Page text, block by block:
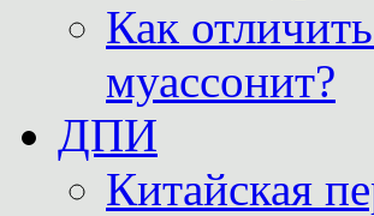
Как
муассонит?
ДПИ
Китайская